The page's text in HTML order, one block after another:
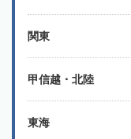
関東
甲信越・北陸
東海